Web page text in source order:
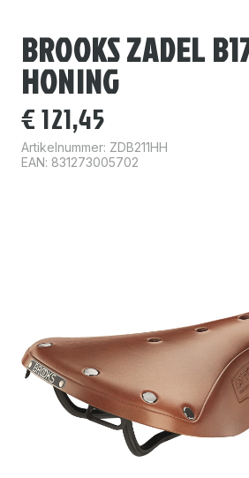
BROOKS ZADEL
HONING
€121,45
Artikelnummer: ZDB211HH
EAN: 831273005702